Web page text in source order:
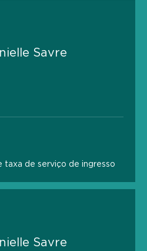
Savre
taxa de serviço de ingresso
Savre